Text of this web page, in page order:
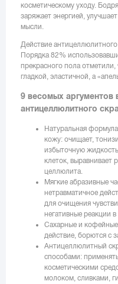
косметическому уходу.
заряжает энергией,
мысли.
Действие
Порядка 82%
прекрасного пола
гладкой, эластичной, а
9 весомых аргументов
антицеллюлитного
Натуральная
кожу: очищает,
избыточную
клеток, выравнивает
целлюлита.
Мягкие абразивные
нетравматичное
для очищения
негативные реакции
Сахарные и
действие, борются с
Антицеллюлитный
способами:
косметическими
молоком, сливками,